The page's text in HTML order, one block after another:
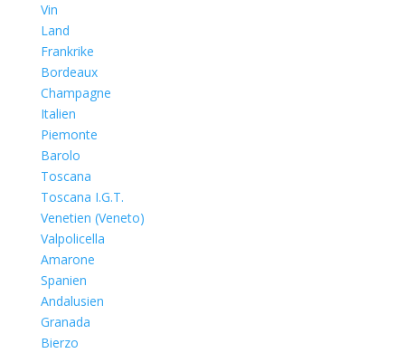
Vin
Land
Frankrike
Bordeaux
Champagne
Italien
Piemonte
Barolo
Toscana
Toscana I.G.T.
Venetien (Veneto)
Valpolicella
Amarone
Spanien
Andalusien
Granada
Bierzo